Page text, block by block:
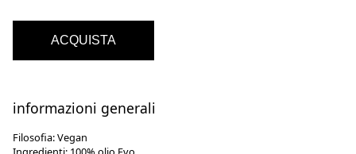
ACQUISTA
informazioni generali
Filosofia:Vegan